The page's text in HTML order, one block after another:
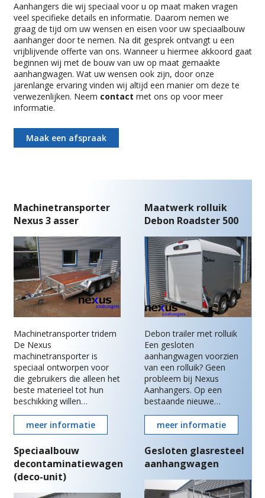
Aanhangers die wij speciaal voor u op maat maken vragen
veel specifieke details en informatie. Daarom nemen we
graag de tijd om uw wensen en eisen voor uw speciaalbouw
aanhanger door te nemen. Na dit gesprek ontvangt u een
vrijblijvende offerte van ons. Wanneer u hiermee akkoord gaat
beginnen wij met de bouw van uw op maat gemaakte
aanhangwagen. Wat uw wensen ook zijn, door onze
jarenlange ervaring vinden wij altijd een manier om deze te
verwezenlijken. Neem contact met ons op voor meer
informatie.
Maak een afspraak
Machinetransporter
Nexus 3 asser
Machinetransporter tridem
De Nexus
machinetransporter is
speciaal ontworpen voor
die gebruikers die alleen het
beste materieel tot hun
beschikking willen…
meer informatie
Maatwerk rolluik
Debon Roadster 500
Debon trailer met rolluik
Een gesloten
aanhangwagen voorzien
van een rolluik? Geen
probleem bij Nexus
Aanhangers. Op een
bestaande nieuwe…
meer informatie
Speciaalbouw
decontaminatiewagen
(deco-unit)
Gesloten glasresteel
aanhangwagen